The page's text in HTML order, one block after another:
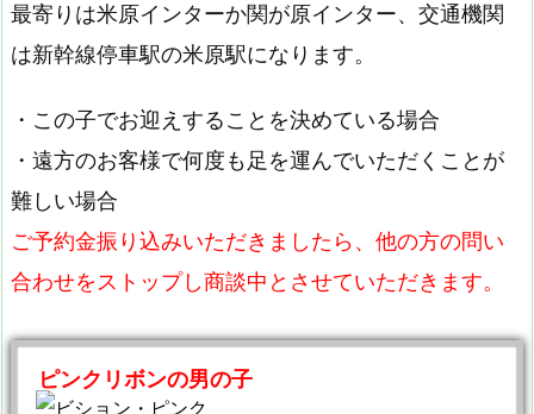
最寄りは米原インターか関が原インター、交通機関
は新幹線停車駅の米原駅になります。
・この子でお迎えすることを決めている場合
・遠方のお客様で何度も足を運んでいただくことが
難しい場合
ご予約金振り込みいただきましたら、他の方の問い
合わせをストップし商談中とさせていただきます。
ピンクリボンの男の子